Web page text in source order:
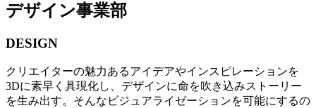
デザイン事業部
DESIGN
クリエイターの魅力あるアイデアやインスピレーションを
3Dに素早く具現化し、デザインに命を吹き込みストーリー
を生み出す。そんなビジュアライゼーションを可能にするの